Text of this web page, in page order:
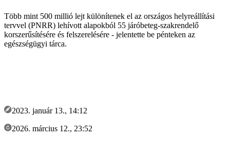
Több mint 500 millió lejt különítenek el az országos helyreállítási
tervvel (PNRR) lehívott alapokból 55 járóbeteg-szakrendelő
korszerűsítésére és felszerelésére - jelentette be pénteken az
egészségügyi tárca.
2023. január 13., 14:12
2026. március 12., 23:52